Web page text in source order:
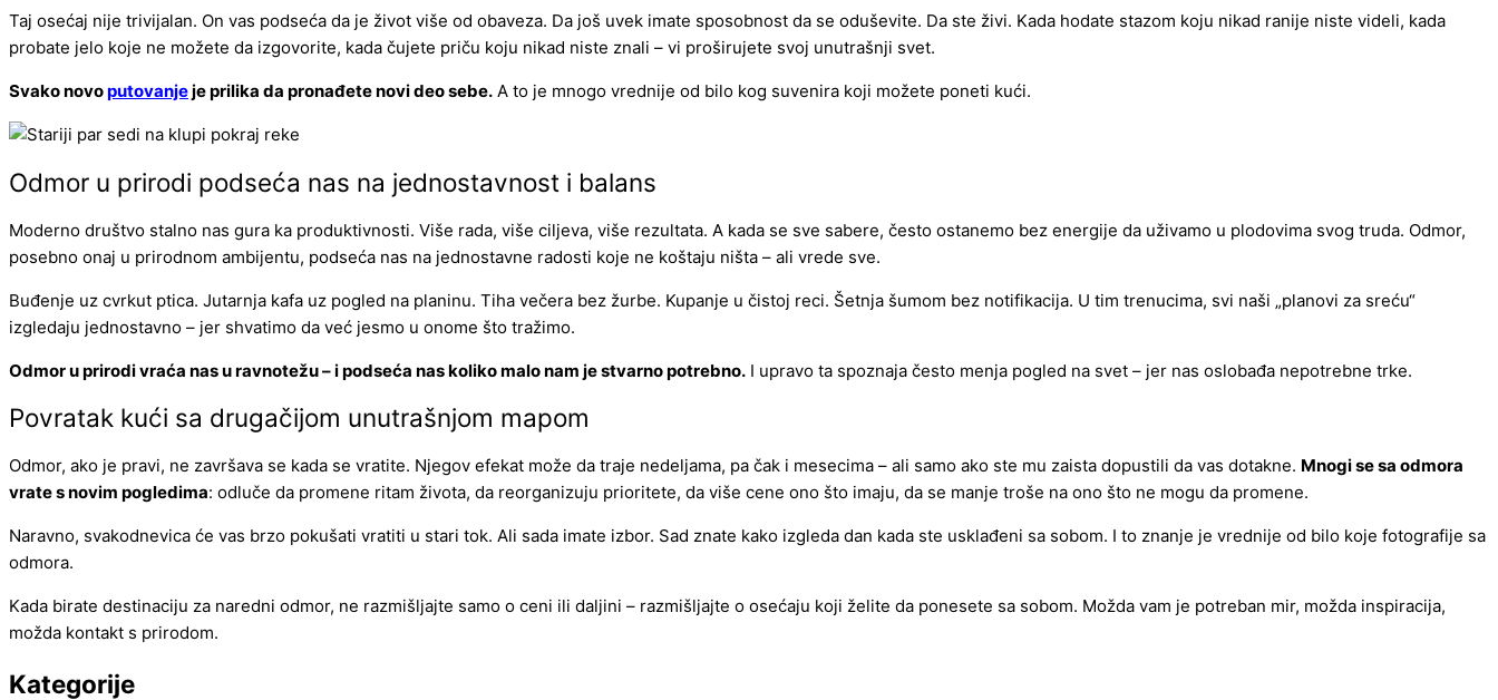
Taj osećaj nije trivijalan. On vas podseća da je život više od obaveza. Da još uvek imate sposobnost da se oduševite. Da ste živi. Kada hodate stazom koju nikad ranije niste videli, kada
probate jelo koje ne možete da izgovorite, kada čujete priču koju nikad niste znali – vi proširujete svoj unutrašnji svet.
Svako novoputovanjeje prilika da pronađete novi deo sebe. A to je mnogo vrednije od bilo kog suvenira koji možete poneti kući.
Odmor u prirodi podseća nas na jednostavnost i balans
Moderno društvo stalno nas gura ka produktivnosti. Više rada, više ciljeva, više rezultata. A kada se sve sabere, često ostanemo bez energije da uživamo u plodovima svog truda. Odmor,
posebno onaj u prirodnom ambijentu, podseća nas na jednostavne radosti koje ne koštaju ništa – ali vrede sve.
Buđenje uz cvrkut ptica. Jutarnja kafa uz pogled na planinu. Tiha večera bez žurbe. Kupanje u čistoj reci. Šetnja šumom bez notifikacija. U tim trenucima, svi naši „planovi za sreću“
izgledaju jednostavno – jer shvatimo da već jesmo u onome što tražimo.
Odmor u prirodi vraća nas u ravnotežu – i podseća nas koliko malo nam je stvarno potrebno. I upravo ta spoznaja često menja pogled na svet – jer nas oslobađa nepotrebne trke.
Povratak kući sa drugačijom unutrašnjom mapom
Odmor, ako je pravi, ne završava se kada se vratite. Njegov efekat može da traje nedeljama, pa čak i mesecima – ali samo ako ste mu zaista dopustili da vas dotakne. Mnogi se sa odmora
vrate s novim pogledima: odluče da promene ritam života, da reorganizuju prioritete, da više cene ono što imaju, da se manje troše na ono što ne mogu da promene.
Naravno, svakodnevica će vas brzo pokušati vratiti u stari tok. Ali sada imate izbor. Sad znate kako izgleda dan kada ste usklađeni sa sobom. I to znanje je vrednije od bilo koje fotografije sa
odmora.
Kada birate destinaciju za naredni odmor, ne razmišljajte samo o ceni ili daljini – razmišljajte o osećaju koji želite da ponesete sa sobom. Možda vam je potreban mir, možda inspiracija,
možda kontakt s prirodom.
Kategorije